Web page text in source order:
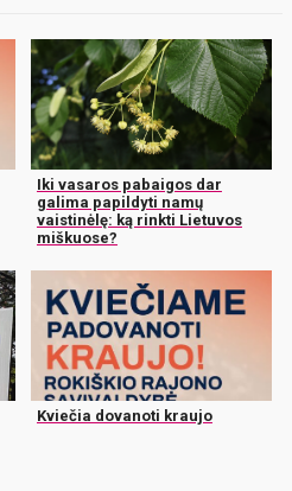
Iki vasaros pabaigos dar
galima papildyti namų
vaistinėlę: ką rinkti Lietuvos
miškuose?
Kviečia dovanoti kraujo